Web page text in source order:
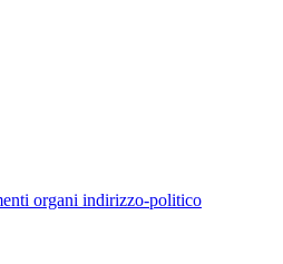
organi indirizzo-politico